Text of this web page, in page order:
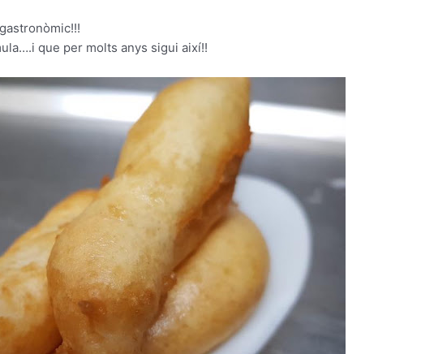
que per molts anys sigui així!!